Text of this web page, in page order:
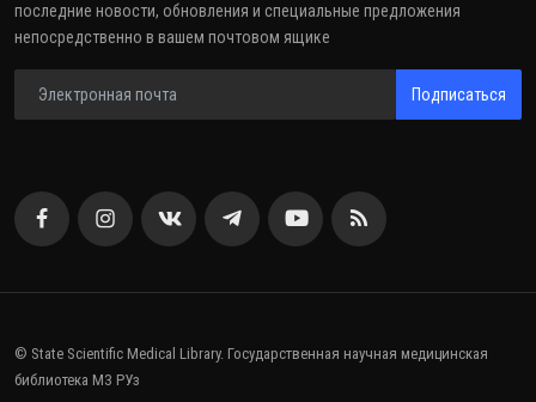
последние новости, обновления и специальные предложения
непосредственно в вашем почтовом ящике
Подписаться
© State Scientific Medical Library. Государственная научная медицинская
библиотека МЗ РУз